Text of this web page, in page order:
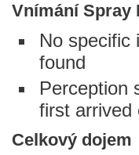
Vnímání Spray
No specific
found
Perception
first arrived
Celkový dojem